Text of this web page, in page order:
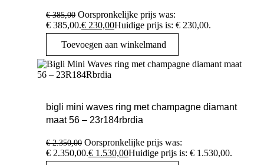
€385,00 Oorspronkelijke prijs was:
€ 385,00.€ 230,00Huidige prijs is: € 230,00.
Toevoegen aan winkelmand
bigli mini waves ring met champagne diamant
maat 56 – 23r184rbrdia
€2.350,00 Oorspronkelijke prijs was:
€ 2.350,00.€ 1.530,00Huidige prijs is: € 1.530,00.